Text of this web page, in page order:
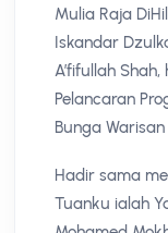
Mulia Raja
Iskandar
A’fifullah
Pelancaran
Bunga Warisan
Hadir sama
Tuanku ialah